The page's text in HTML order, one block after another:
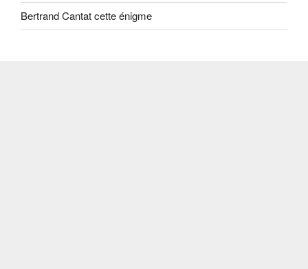
Bertrand Cantat cette énigme